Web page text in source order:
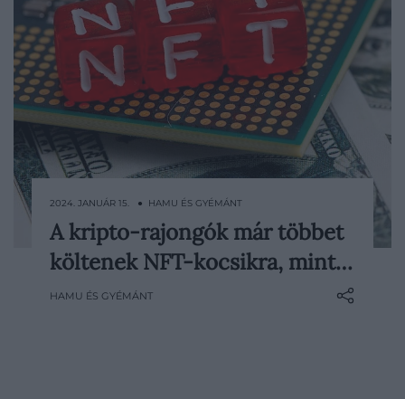
Egy nemrég megjelent tanulmány szerint
az NFT-rajongók elképesztő összegeket
költenek autókkal kapcsolatos digitális
2024. JANUÁR 15. ● HAMU ÉS GYÉMÁNT
A kripto-rajongók már többet
költenek NFT-kocsikra, mint…
HAMU ÉS GYÉMÁNT